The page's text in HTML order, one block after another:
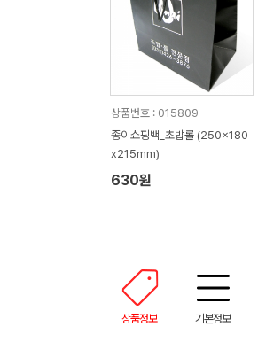
상품번호 : 015809
종이쇼핑백_초밥롤 (250x180
x215mm)
630원
상품정보 기본정보